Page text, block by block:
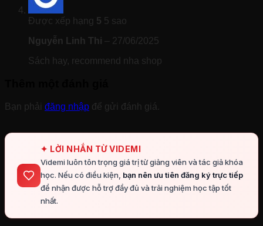
Được xếp hạng 5 5 sao
Nguyễn Linh Thi – 27/06/2025
Sách hay, recommend nha shop
Bạn phải đăng nhập để gửi đánh giá.
✦ LỜI NHẮN TỪ VIDEMI
Videmi luôn tôn trọng giá trị từ giảng viên và tác giả khóa
học. Nếu có điều kiện, bạn nên ưu tiên đăng ký trực tiếp
để nhận được hỗ trợ đầy đủ và trải nghiệm học tập tốt
nhất.